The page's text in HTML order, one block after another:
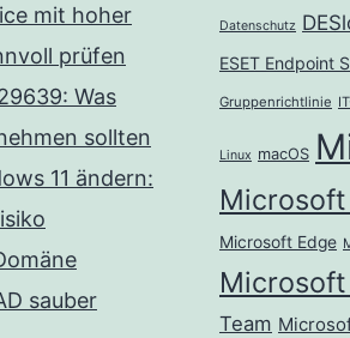
mit hoher
prüfen
Was
sollten
11 ändern:
sauber
Datenschutz
ESET Endpoint
Gruppenrichtlinie
Linux macOS
Microsoft Edge
Team